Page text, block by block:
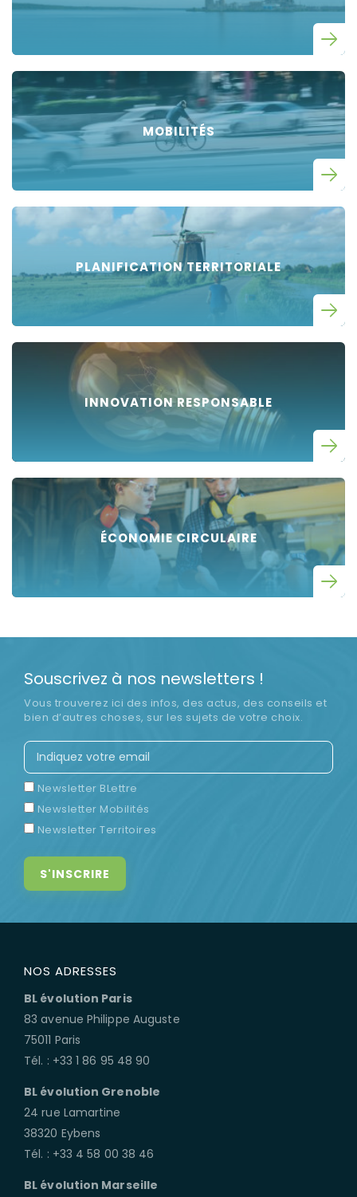
MOBILITÉS
PLANIFICATION TERRITORIALE
INNOVATION RESPONSABLE
ÉCONOMIE CIRCULAIRE
Souscrivez à nos newsletters !
Vous trouverez ici des infos, des actus, des conseils et
bien d’autres choses, sur les sujets de votre choix.
Newsletter BLettre
Newsletter Mobilités
Newsletter Territoires
NOS ADRESSES
BL évolution Paris
83 avenue Philippe Auguste
75011 Paris
Tél. : +33 1 86 95 48 90
BL évolution Grenoble
24 rue Lamartine
38320 Eybens
Tél. : +33 4 58 00 38 46
BL évolution Marseille